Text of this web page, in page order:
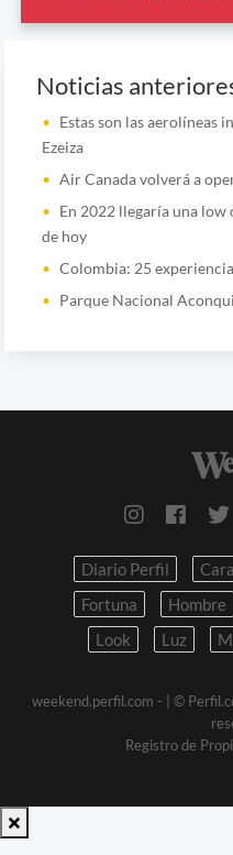
Noticias
Estas son las aerolíneas
Ezeiza
Air Canada volverá a
En 2022 llegaría una low
de hoy
Colombia: 25
Parque Nacional
Diario Perfil
Fortuna
Hombre
Look
Luz
weekend.perfil.com -
| ©
Registro de